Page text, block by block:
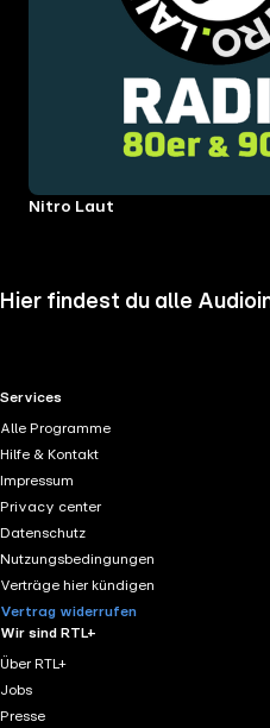
Nitro Laut
Hier findest du alle
RTL+ useful links.
Services
Alle Programme
Hilfe & Kontakt
Impressum
Privacy center
Datenschutz
Nutzungsbedingungen
Verträge hier kündigen
Vertrag widerrufen
Wir sind RTL+
Über RTL+
Jobs
Presse